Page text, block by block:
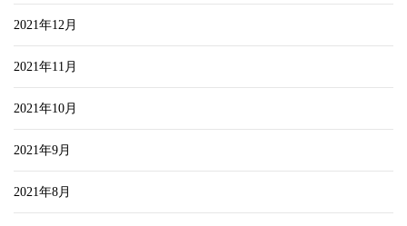
2021年12月
2021年11月
2021年10月
2021年9月
2021年8月